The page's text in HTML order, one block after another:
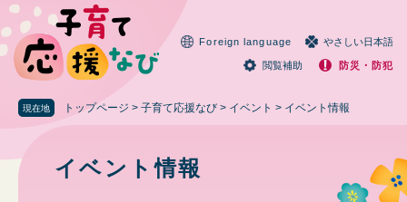
ペ
ー
ジ
。
Foreign language やさしい日本語
閲覧補助 防災・防犯
現在地 トップページ > 子育て応援なび > イベント > イベント情報
文
イベント情報